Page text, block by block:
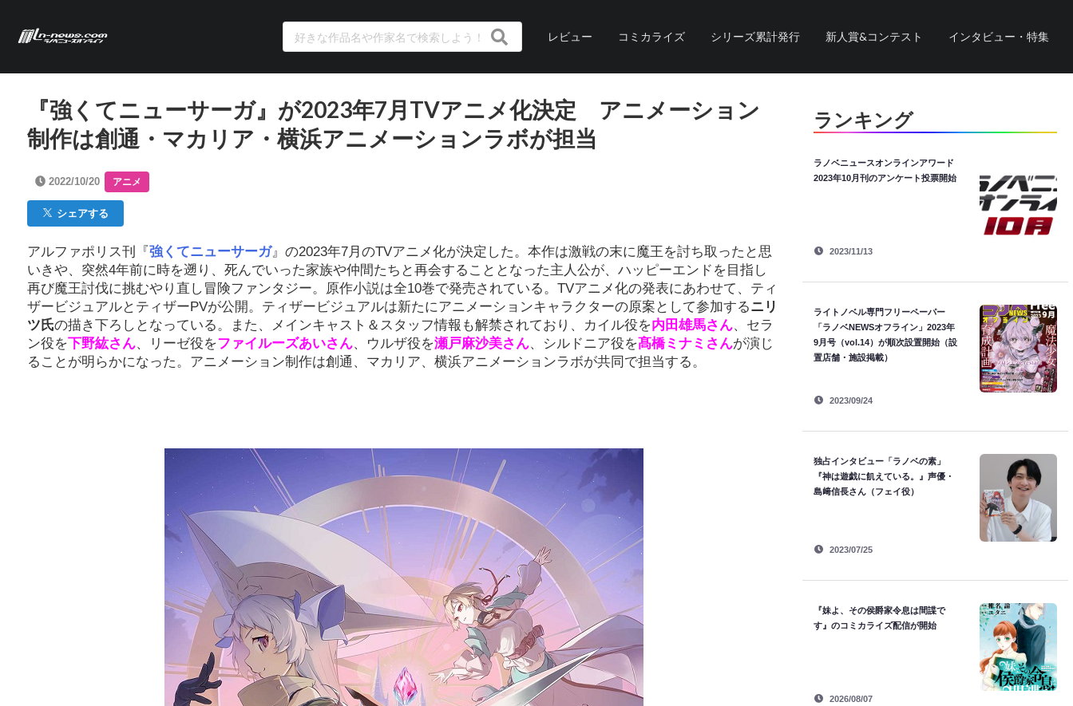
レビュー コミカライズ シリーズ累計発行 新人賞&コンテスト インタビュー・特集
『強くてニューサーガ』が2023年7月TVアニメ化決定 アニメーション
制作は創通・マカリア・横浜アニメーションラボが担当
2022/10/20 アニメ
シェアする
アルファポリス刊『 強くてニューサーガ』の2023年7月のTVアニメ化が決定した。本作は激戦の末に魔王を討ち取ったと思
いきや、突然4年前に時を遡り、死んでいった家族や仲間たちと再会することとなった主人公が、ハッピーエンドを目指し
再び魔王討伐に挑むやり直し冒険ファンタジー。原作小説は全10巻で発売されている。TVアニメ化の発表にあわせて、ティ
ザービジュアルとティザーPVが公開。ティザービジュアルは新たにアニメーションキャラクターの原案として参加するニリ
ツ氏の描き下ろしとなっている。また、メインキャスト＆スタッフ情報も解禁されており、カイル役を内田雄馬さん、セラ
ン役を下野紘さん、リーゼ役をファイルーズあいさん、ウルザ役を瀬戸麻沙美さん、シルドニア役を髙橋ミナミさんが演じ
ることが明らかになった。アニメーション制作は創通、マカリア、横浜アニメーションラボが共同で担当する。
ランキング
ラノベニュースオンラインアワード
2023年10月刊のアンケート投票開始
2023/11/13
ライトノベル専門フリーペーパー
「ラノベNEWSオフライン」2023年
9月号（vol.14）が順次設置開始（設
置店舗・施設掲載）
2023/09/24
独占インタビュー「ラノベの素」
『神は遊戯に飢えている。』声優・
島﨑信長さん（フェイ役）
2023/07/25
『妹よ、その侯爵家令息は間諜で
す』のコミカライズ配信が開始
2026/08/07